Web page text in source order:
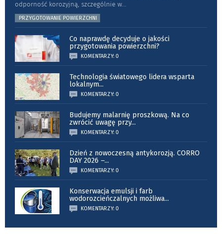
odporność koro­zyjną, szczególnie w
PRZYGOTOWANIE POWIERZCHNI
Co naprawdę decyduje o jakości
przygotowania powierzchni?
KOMENTARZY: 0
Technologia światowego lidera wsparta
lokalnym...
KOMENTARZY: 0
Budujemy malarnię proszkową. Na co
zwrócić uwagę przy...
KOMENTARZY: 0
Dzień z nowoczesną antykorozją. CORRO
DAY 2026 –...
KOMENTARZY: 0
Konserwacja emulsji i farb
wodorozcieńczalnych możliwa...
KOMENTARZY: 0